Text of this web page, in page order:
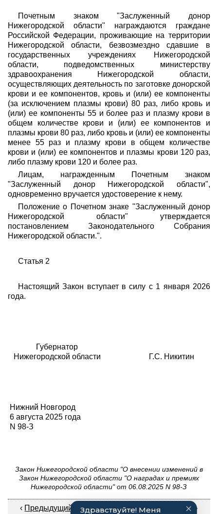
Почетным знаком "Заслуженный донор
Нижегородской области" награждаются граждане
Российской Федерации, проживающие на территории
Нижегородской области, безвозмездно сдавшие в
государственных учреждениях Нижегородской
области, подведомственных министерству
здравоохранения Нижегородской области,
осуществляющих деятельность по заготовке донорской
крови и ее компонентов, кровь и (или) ее компоненты
(за исключением плазмы крови) 80 раз, либо кровь и
(или) ее компоненты 55 и более раз и плазму крови в
общем количестве крови и (или) ее компонентов и
плазмы крови 80 раз, либо кровь и (или) ее компоненты
менее 55 раз и плазму крови в общем количестве
крови и (или) ее компонентов и плазмы крови 120 раз,
либо плазму крови 120 и более раз.
Лицам, награжденным Почетным знаком
"Заслуженный донор Нижегородской области",
одновременно вручается удостоверение к нему.
Положение о Почетном знаке "Заслуженный донор
Нижегородской области" утверждается
постановлением Законодательного Собрания
Нижегородской области.".
Статья 2
Настоящий Закон вступает в силу с 1 января 2026
года.
Губернатор
Нижегородской области
Г.С. Никитин
Нижний Новгород
6 августа 2025 года
N 98-З
Закон Нижегородской области "О внесении изменений в
Закон Нижегородской области "О наградах и премиях
Нижегородской области" от 06.08.2025 N 98-З
‹ Предыдущий документ|Следующий документ ›